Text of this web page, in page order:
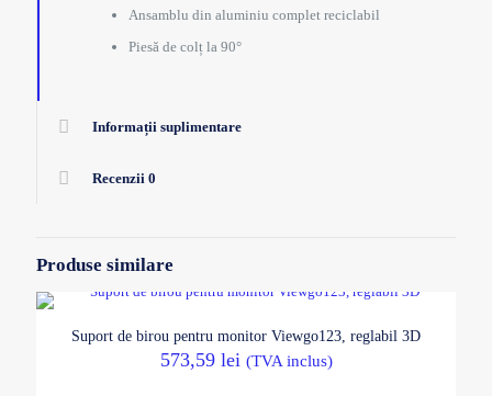
Ansamblu din aluminiu complet reciclabil
Piesă de colț la 90°
Informații suplimentare
Recenzii 0
Produse similare
Suport de birou pentru monitor Viewgo123, reglabil 3D
573,59 lei (TVA inclus)